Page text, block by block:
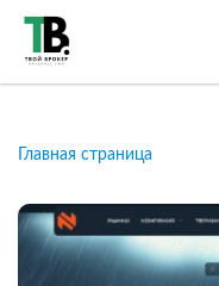
Главная страница